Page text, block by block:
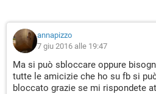
annapizzo
7 giu 2016 alle 19:47
Ma si può sbloccare oppure
tutte le amicizie che ho su fb si
bloccato grazie se mi rispondete